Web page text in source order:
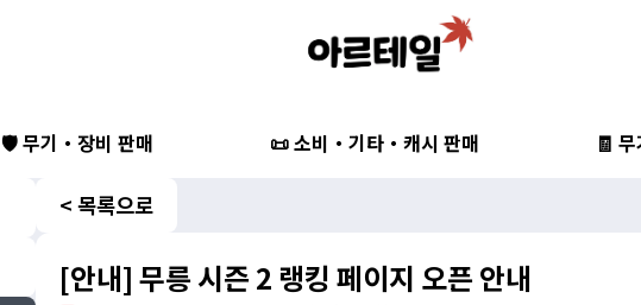
🛡️ 무기・장비 판매 📜 소비・기타・캐시 판매 🧾
< 목록으로
[안내] 무릉 시즌 2 랭킹 페이지 오픈 안내